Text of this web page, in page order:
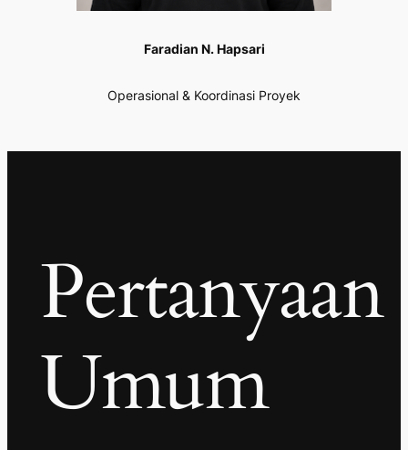
Faradian N. Hapsari
Operasional & Koordinasi Proyek
Pertanyaan
Umum